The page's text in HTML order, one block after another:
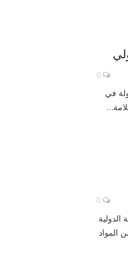
0
في
0
المواد